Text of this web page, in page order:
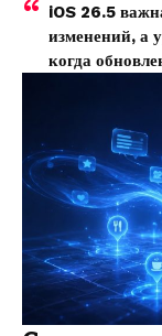
iOS 26.5
изменений, а
когда